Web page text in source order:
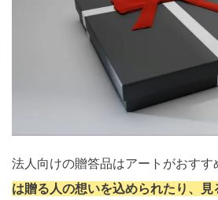
法人向けの贈答品はアートがおすす
は贈る人の想いを込められたり、見